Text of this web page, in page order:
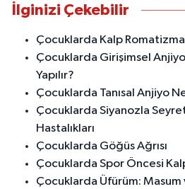
İlginizi Çekebilir
Çocuklarda Kalp
Çocuklarda Girişimsel
Yapılır?
Çocuklarda Tanısal Anjiyo
Çocuklarda Siyanozla
Hastalıkları
Çocuklarda Göğüs Ağrısı
Çocuklarda Spor Öncesi
Çocuklarda Üfürüm: